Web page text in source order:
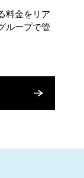
料金をリア
ループで管